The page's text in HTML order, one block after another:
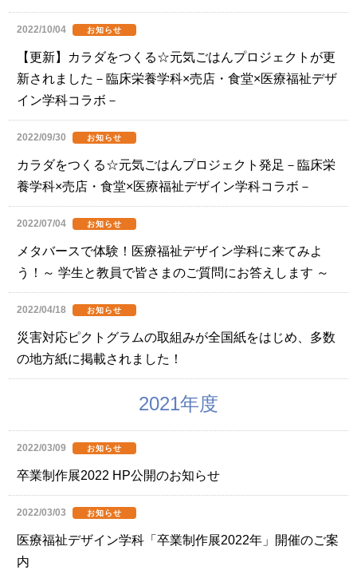
2022/10/04 お知らせ
【更新】カラダをつくる☆元気ごはんプロジェクトが更
新されました－臨床栄養学科×売店・食堂×医療福祉デザ
イン学科コラボ－
2022/09/30 お知らせ
カラダをつくる☆元気ごはんプロジェクト発足－臨床栄
養学科×売店・食堂×医療福祉デザイン学科コラボ－
2022/07/04 お知らせ
メタバースで体験！医療福祉デザイン学科に来てみよ
う！～ 学生と教員で皆さまのご質問にお答えします ～
2022/04/18 お知らせ
災害対応ピクトグラムの取組みが全国紙をはじめ、多数
の地方紙に掲載されました！
2021年度
2022/03/09 お知らせ
卒業制作展2022 HP公開のお知らせ
2022/03/03 お知らせ
医療福祉デザイン学科「卒業制作展2022年」開催のご案
内